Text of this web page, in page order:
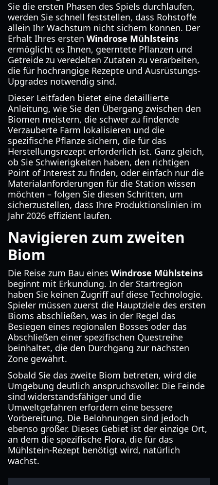
Sie die ersten Phasen des Spiels durchlaufen,
werden Sie schnell feststellen, dass Rohstoffe
allein Ihr Wachstum nicht sichern können. Der
Erhalt Ihres ersten Windrose Mühlsteins
ermöglicht es Ihnen, geerntete Pflanzen und
Getreide zu veredelten Zutaten zu verarbeiten,
die für hochrangige Rezepte und Ausrüstungs-
Upgrades notwendig sind.
Dieser Leitfaden bietet eine detaillierte
Anleitung, wie Sie den Übergang zwischen den
Biomen meistern, die schwer zu findende
Verzauberte Farm lokalisieren und die
spezifische Pflanze sichern, die für das
Herstellungsrezept erforderlich ist. Ganz gleich,
ob Sie Schwierigkeiten haben, den richtigen
Point of Interest zu finden, oder einfach nur die
Materialanforderungen für die Station wissen
möchten – folgen Sie diesen Schritten, um
sicherzustellen, dass Ihre Produktionslinien im
Jahr 2026 effizient laufen.
Navigieren zum zweiten
Biom
Die Reise zum Bau eines Windrose Mühlsteins
beginnt mit Erkundung. In der Startregion
haben Sie keinen Zugriff auf diese Technologie.
Spieler müssen zuerst die Hauptziele des ersten
Bioms abschließen, was in der Regel das
Besiegen eines regionalen Bosses oder das
Abschließen einer spezifischen Questreihe
beinhaltet, die den Durchgang zur nächsten
Zone gewährt.
Sobald Sie das zweite Biom betreten, wird die
Umgebung deutlich anspruchsvoller. Die Feinde
sind widerstandsfähiger und die
Umweltgefahren erfordern eine bessere
Vorbereitung. Die Belohnungen sind jedoch
ebenso größer. Dieses Gebiet ist der einzige Ort,
an dem die spezifische Flora, die für das
Mühlstein-Rezept benötigt wird, natürlich
wächst.